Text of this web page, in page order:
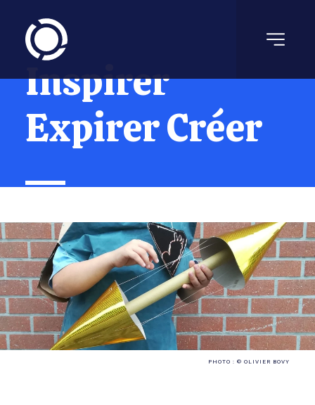
Inspirer
Expirer Créer
PHOTO : © OLIVIER BOVY